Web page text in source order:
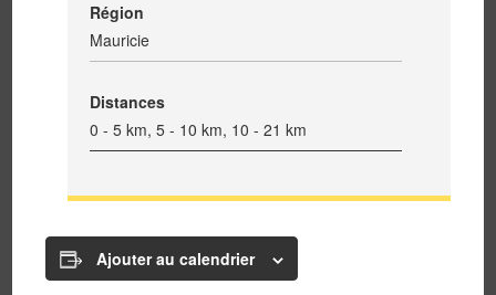
Région
Mauricie
Distances
0 - 5 km, 5 - 10 km, 10 - 21 km
Ajouter au calendrier